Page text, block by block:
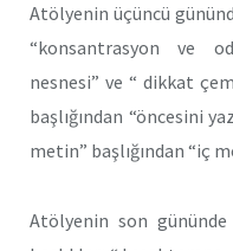
Atölyenin üçüncü
“konsantrasyon ve
nesnesi” ve “ dikkat
başlığından “öncesini
metin” başlığından “iç
Atölyenin son